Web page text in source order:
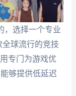
，选择一个专业
球流行的竞技
专门为游戏优
够提供低延迟